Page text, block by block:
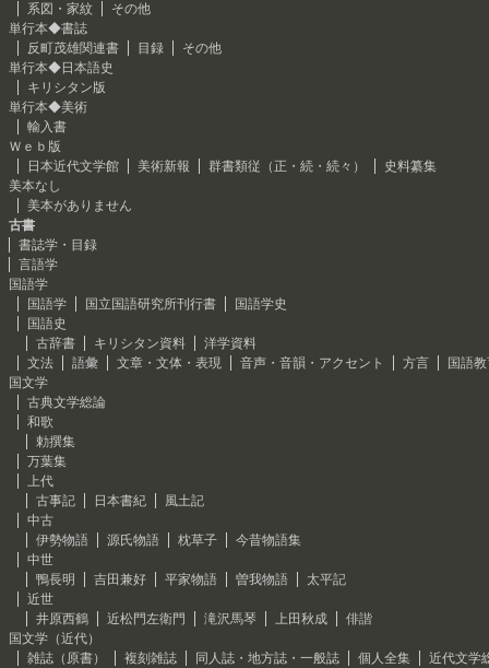
系図・家紋
その他
単行本◆書誌
反町茂雄関連書
目録
その他
単行本◆日本語史
キリシタン版
単行本◆美術
輸入書
Ｗｅｂ版
日本近代文学館
美術新報 群書類従（正・続・続々）
史料纂集
美本なし
美本がありません
古書
書誌学・目録
言語学
国語学
国語学
国立国語研究所刊行書
国語学史
国語史
古辞書
キリシタン資料
洋学資料
文法
語彙 文章・文体・表現 音声・音韻・アクセント 方言
国語
国文学
古典文学総論
和歌
勅撰集
万葉集
上代
古事記
日本書紀
風土記
中古
伊勢物語
源氏物語 枕草子
今昔物語集
中世
鴨長明
吉田兼好 平家物語 曽我物語
太平記
近世
井原西鶴
近松門左衛門 滝沢馬琴 上田秋成
俳諧
国文学（近代）
雑誌（原書）
複刻雑誌 同人誌・地方誌・一般誌 個人全集
近代文学